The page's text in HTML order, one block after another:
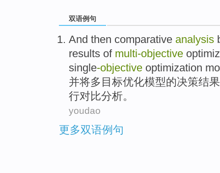
双语例句
And then comparative analysis
results of multi-objective
single-objective optimization
并将多 目标优化模型的决策结果
行对比分析。
youdao
更多双语例句